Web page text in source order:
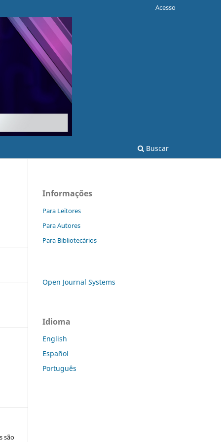
Buscar
Acesso
são
Informações
Para Leitores
Para Autores
Para Bibliotecários
Open Journal Systems
Idioma
English
Español
Português